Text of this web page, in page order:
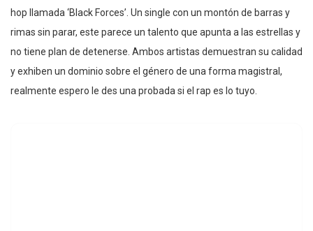
hop llamada ‘Black Forces’. Un single con un montón de barras y
rimas sin parar, este parece un talento que apunta a las estrellas y
no tiene plan de detenerse. Ambos artistas demuestran su calidad
y exhiben un dominio sobre el género de una forma magistral,
realmente espero le des una probada si el rap es lo tuyo.